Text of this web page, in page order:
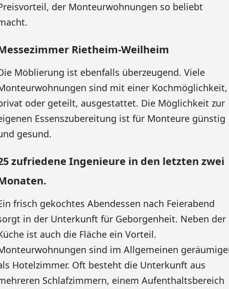
der Monteurwohnungen so beliebt
Rietheim-Weilheim
Möblierung ist ebenfalls überzeugend. Viele
sind mit einer Kochmöglichkeit,
oder geteilt, ausgestattet. Die Möglichkeit zur
Essenszubereitung ist für Monteure günstig
gesund.
zufriedene Ingenieure in den letzten zwei
frisch gekochtes Abendessen nach Feierabend
in der Unterkunft für Geborgenheit. Neben der
ist auch die Fläche ein Vorteil.
sind im Allgemeinen
Hotelzimmer. Oft besteht die Unterkunft aus
Schlafzimmern, einem Aufenthaltsbereich